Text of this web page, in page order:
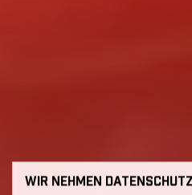
WIR NEHMEN